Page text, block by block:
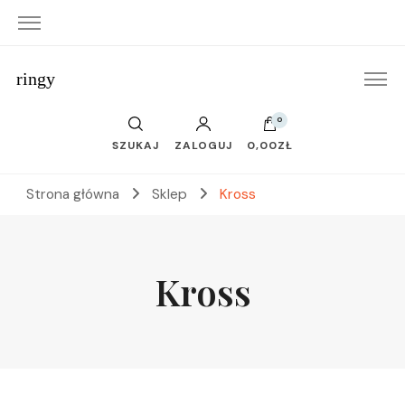
ringy
SZUKAJ ZALOGUJ
0
0,00ZŁ
Strona główna Sklep Kross
Kross